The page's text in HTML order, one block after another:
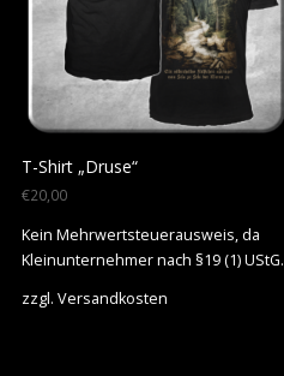
T-Shirt „Druse“
€20,00
Kein Mehrwertsteuerausweis, da
Kleinunternehmer nach §19 (1) UStG.
zzgl.Versandkosten